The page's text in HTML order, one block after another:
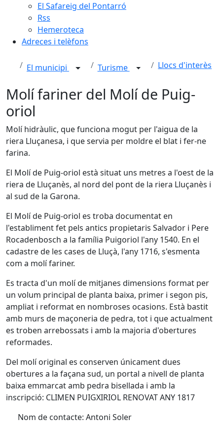
El Safareig del Pontarró
Rss
Hemeroteca
Adreces i telèfons
El municipi Turisme Llocs d'interès
Molí fariner del Molí de Puig-
oriol
Molí hidràulic, que funciona mogut per l'aigua de la
riera Lluçanesa, i que servia per moldre el blat i fer-ne
farina.
El Molí de Puig-oriol està situat uns metres a l'oest de la
riera de Lluçanès, al nord del pont de la riera Lluçanès i
al sud de la Garona.
El Molí de Puig-oriol es troba documentat en
l'establiment fet pels antics propietaris Salvador i Pere
Rocadenbosch a la família Puigoriol l'any 1540. En el
cadastre de les cases de Lluçà, l'any 1716, s'esmenta
com a molí fariner.
Es tracta d'un molí de mitjanes dimensions format per
un volum principal de planta baixa, primer i segon pis,
ampliat i reformat en nombroses ocasions. Està bastit
amb murs de maçoneria de pedra, tot i que actualment
es troben arrebossats i amb la majoria d'obertures
reformades.
Del molí original es conserven únicament dues
obertures a la façana sud, un portal a nivell de planta
baixa emmarcat amb pedra bisellada i amb la
inscripció: CLIMEN PUIGXIRIOL RENOVAT ANY 1817
Nom de contacte: Antoni Soler